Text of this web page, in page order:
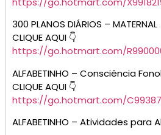
ADMIN
Todos Posts »